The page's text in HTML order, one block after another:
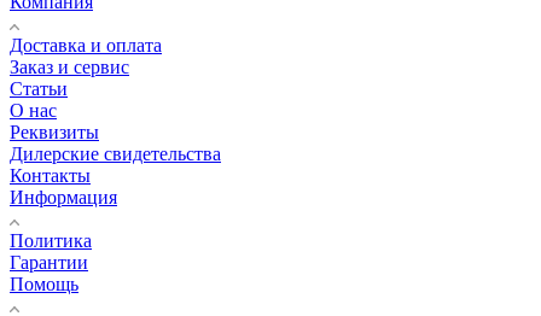
Доставка и оплата
Заказ и сервис
Статьи
О нас
Реквизиты
Дилерские свидетельства
Контакты
Информация
Политика
Гарантии
Помощь